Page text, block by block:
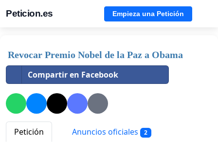
Peticion.es Empieza una Petición
Revocar Premio Nobel de la Paz a Obama
Compartir en Facebook
Petición Anuncios oficiales 2